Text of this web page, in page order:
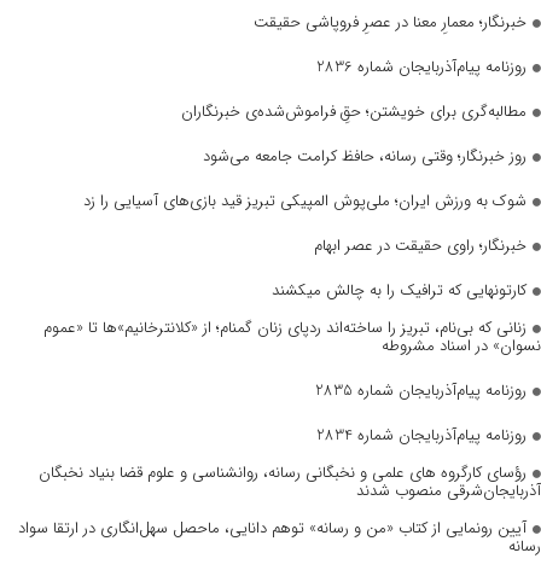
خبرنگار؛ معمارِ معنا در عصرِ فروپاشی حقیقت
روزنامه پیام‌آذربایجان شماره 2836
مطالبه‌گری برای خویشتن؛ حقِ فراموش‌شده‌ی خبرنگاران
روز خبرنگار؛ وقتی رسانه، حافظ کرامت جامعه می‌شود
شوک به ورزش ایران؛ ملی‌پوش المپیکی تبریز قید بازی‌های آسیایی را زد
خبرنگار؛ راوی حقیقت در عصر ابهام
کارتونهایی که ترافیک را به چالش میکشند
زنانی که بی‌نام، تبریز را ساخته‌اند ردپای زنان گمنام؛ از «کلانترخانیم»ها تا «عموم
نسوان» در اسناد مشروطه
روزنامه پیام‌آذربایجان شماره 2835
روزنامه پیام‌آذربایجان شماره 2834
رؤسای کارگروه های علمی و نخبگانی رسانه، روانشناسی و علوم قضا بنیاد نخبگان
آذربایجان‌شرقی منصوب شدند
آیین رونمایی از کتاب «من و رسانه» توهم دانایی، ماحصل سهل‌انگاری در ارتقا سواد
رسانه